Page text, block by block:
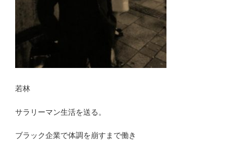
若林
サラリーマン生活を送る。
ブラック企業で体調を崩すまで働き